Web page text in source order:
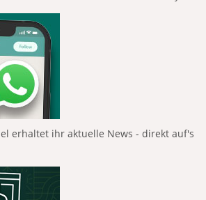
erhaltet ihr aktuelle News - direkt auf's